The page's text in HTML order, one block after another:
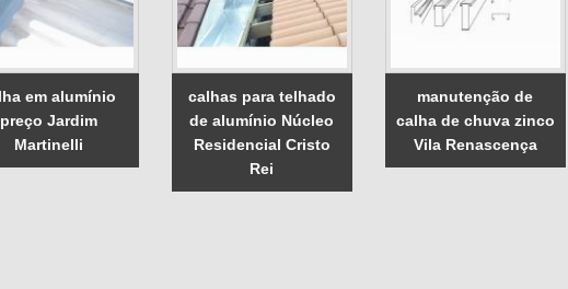
em alumínio
preço Jardim
Martinelli
calhas para telhado
de alumínio Núcleo
Residencial Cristo
Rei
manutenção de
calha de chuva zinco
Vila Renascença